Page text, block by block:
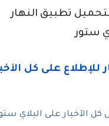
تطبيق النهار
ستور
الآخبار على البلاي